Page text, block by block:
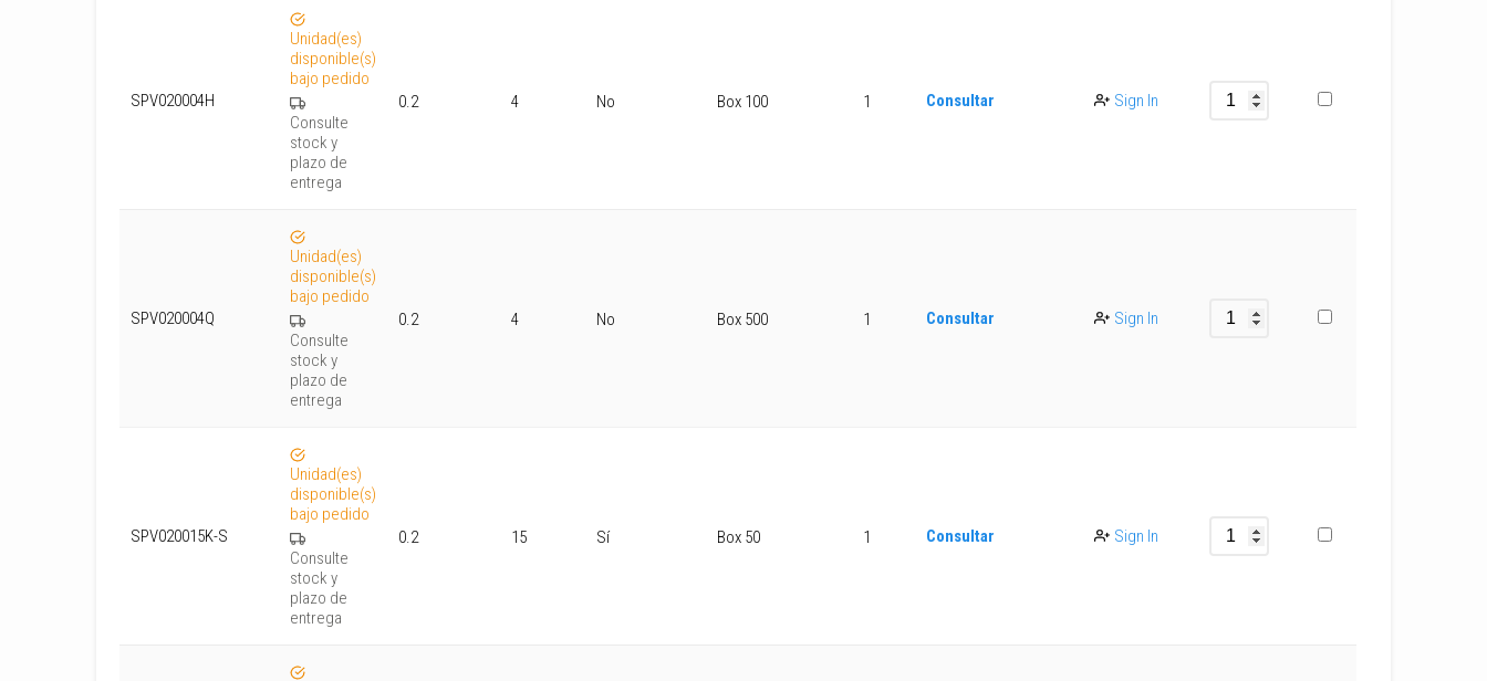
SPV020004H
Unidad(es)
disponible(s)
bajo pedido
Consulte
stock y
plazo de
entrega
0.2 4 No Box 100 1 Consultar Sign In
SPV020004Q
Unidad(es)
disponible(s)
bajo pedido
Consulte
stock y
plazo de
entrega
0.2 4 No Box 500 1 Consultar Sign In
SPV020015K-S
Unidad(es)
disponible(s)
bajo pedido
Consulte
stock y
plazo de
entrega
0.2 15 Sí Box 50 1 Consultar Sign In